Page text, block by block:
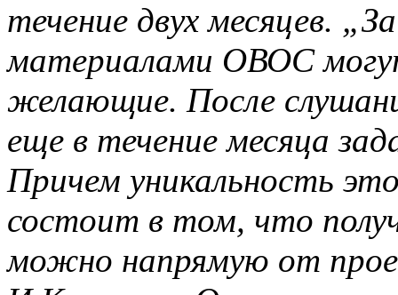
течение двух месяцев.
материалами ОВОС
желающие. После
еще в течение месяца
Причем уникальность
состоит в том, что
можно напрямую от